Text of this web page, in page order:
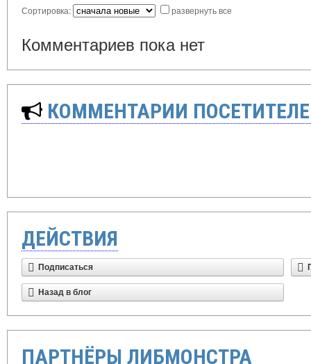
Сортировка: развернуть все
Комментариев пока нет
КОММЕНТАРИИ
ДЕЙСТВИЯ
Подписаться
Назад в блог
ПАРТНЁРЫ ЛИБМОНСТРА